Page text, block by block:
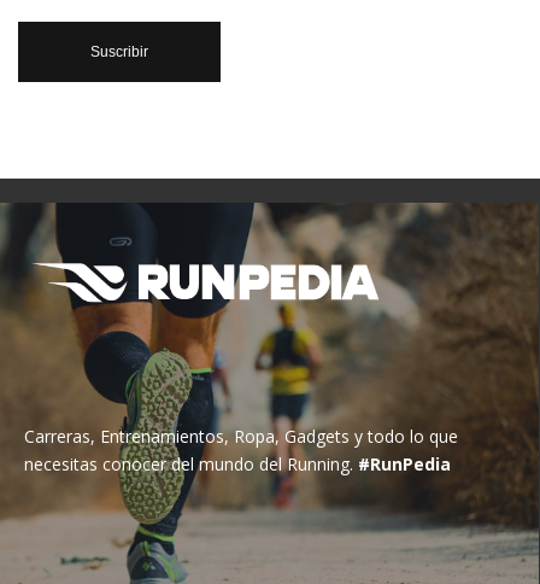
Carreras, Entrenamientos, Ropa, Gadgets y todo lo que
necesitas conocer del mundo del Running. #RunPedia